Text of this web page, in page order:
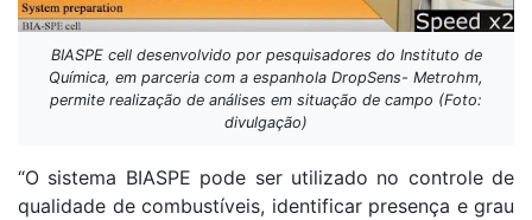
BIASPE cell desenvolvido por pesquisadores do Instituto de
Química, em parceria com a espanhola DropSens- Metrohm,
permite realização de análises em situação de campo (Foto:
divulgação)
“O sistema BIASPE pode ser utilizado no controle de
qualidade de combustíveis, identificar presença e grau